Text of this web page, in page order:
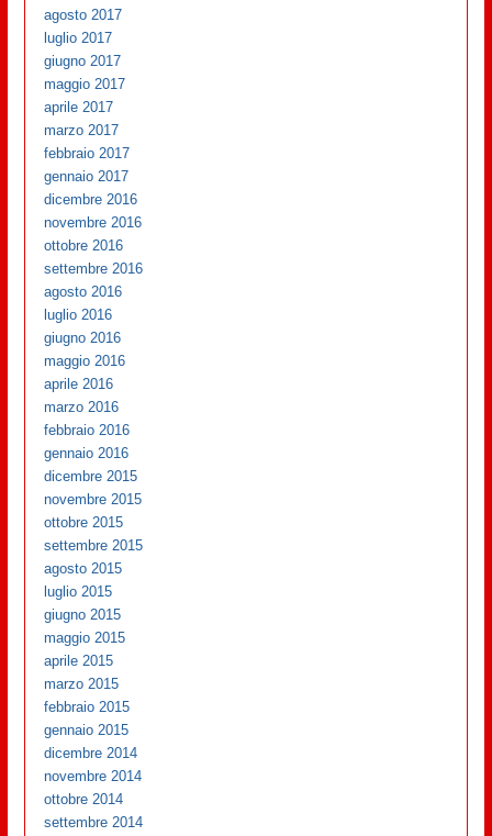
agosto 2017
luglio 2017
giugno 2017
maggio 2017
aprile 2017
marzo 2017
febbraio 2017
gennaio 2017
dicembre 2016
novembre 2016
ottobre 2016
settembre 2016
agosto 2016
luglio 2016
giugno 2016
maggio 2016
aprile 2016
marzo 2016
febbraio 2016
gennaio 2016
dicembre 2015
novembre 2015
ottobre 2015
settembre 2015
agosto 2015
luglio 2015
giugno 2015
maggio 2015
aprile 2015
marzo 2015
febbraio 2015
gennaio 2015
dicembre 2014
novembre 2014
ottobre 2014
settembre 2014